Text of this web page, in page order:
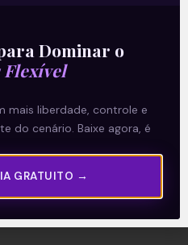
Dominar o
Flexível
mais liberdade, controle e
do cenário. Baixe agora, é
GRATUITO →